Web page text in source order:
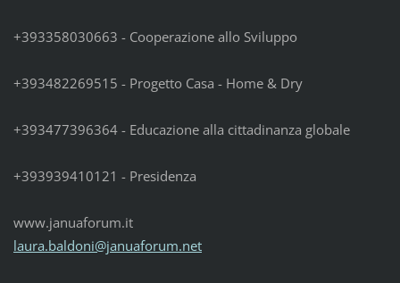
+393358030663 - Cooperazione allo Sviluppo
+393482269515 - Progetto Casa - Home & Dry
+393477396364 - Educazione alla cittadinanza globale
+393939410121 - Presidenza
www.januaforum.it
laura.baldoni@januaforum.net